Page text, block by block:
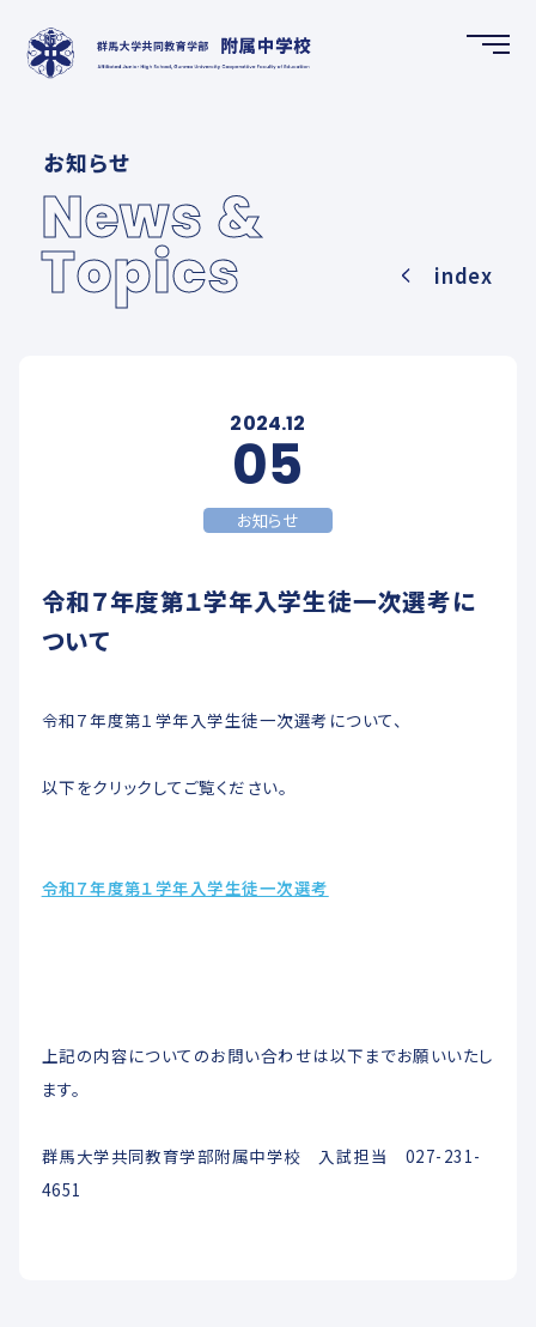
ホーム
NEWS & TOPICS
学校案内
FUTURE CREATION DEPARTMENT
教育関係者へ
お知らせ
News &
Topics index
2024.12
05
お知らせ
令和７年度第１学年入学生徒一次選考に
ついて
令和７年度第１学年入学生徒一次選考について、
以下をクリックしてご覧ください。
令和７年度第１学年入学生徒一次選考
上記の内容についてのお問い合わせは以下までお願いいたし
ます。
群馬大学共同教育学部附属中学校 入試担当 027-231-
4651